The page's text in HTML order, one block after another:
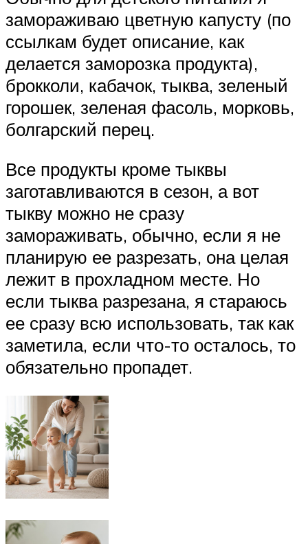
замораживаю цветную капусту (по
ссылкам будет описание, как
делается заморозка продукта),
брокколи, кабачок, тыква, зеленый
горошек, зеленая фасоль, морковь,
болгарский перец.
Все продукты кроме тыквы
заготавливаются в сезон, а вот
тыкву можно не сразу
замораживать, обычно, если я не
планирую ее разрезать, она целая
лежит в прохладном месте. Но
если тыква разрезана, я стараюсь
ее сразу всю использовать, так как
заметила, если что-то осталось, то
обязательно пропадет.